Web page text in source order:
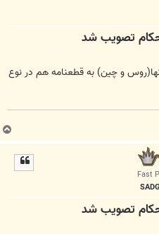
و چین) به قطعنامه هم در نوع
Fast